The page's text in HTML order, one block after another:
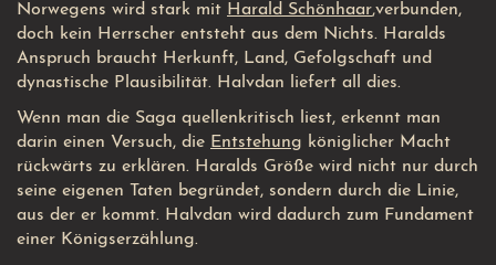
Norwegens wird stark mit Harald Schönhaar,verbunden,
doch kein Herrscher entsteht aus dem Nichts. Haralds
Anspruch braucht Herkunft, Land, Gefolgschaft und
dynastische Plausibilität. Halvdan liefert all dies.
Wenn man die Saga quellenkritisch liest, erkennt man
darin einen Versuch, die Entstehung königlicher Macht
rückwärts zu erklären. Haralds Größe wird nicht nur durch
seine eigenen Taten begründet, sondern durch die Linie,
aus der er kommt. Halvdan wird dadurch zum Fundament
einer Königserzählung.